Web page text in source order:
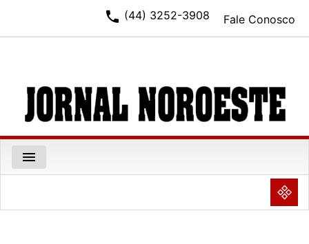
Fale Conosco
phone (44) 3252-3908
menu
NULL